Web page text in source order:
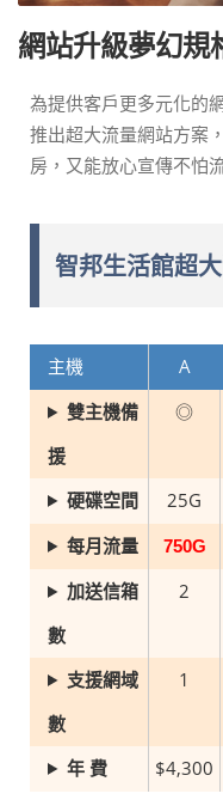
網站升級夢幻規
為提供客戶更多元化的
推出超大流量網站方案
房，又能放心宣傳不怕
智邦生活館超
主機 A
雙主機備
援
◎
硬碟空間 25G
每月流量 750G
加送信箱
數
2
支援網域
數
1
年 費 $4,300